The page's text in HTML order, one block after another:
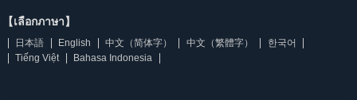
【เลือกภาษา】
日本語 English 中文（简体字） 中文（繁體字）
한국어
Tiếng Việt
Bahasa Indonesia